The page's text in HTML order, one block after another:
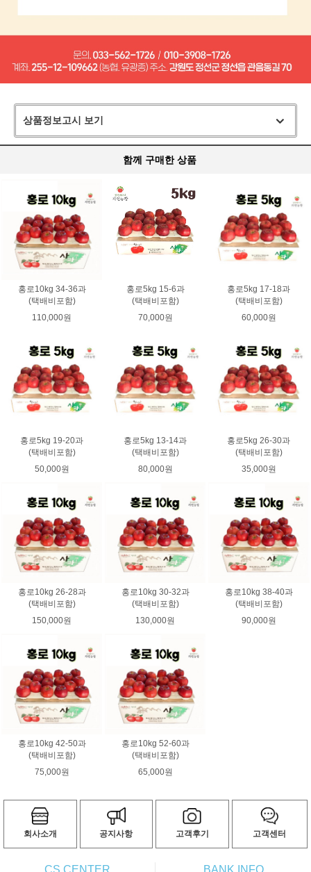
상품정보고시 보기
함께 구매한 상품
홍로10kg 34-36과
(택배비포함)
110,000원
홍로5kg 15-6과
(택배비포함)
70,000원
홍로5kg 17-18과
(택배비포함)
60,000원
홍로5kg 19-20과
(택배비포함)
50,000원
홍로5kg 13-14과
(택배비포함)
80,000원
홍로5kg 26-30과
(택배비포함)
35,000원
홍로10kg 26-28과
(택배비포함)
150,000원
홍로10kg 30-32과
(택배비포함)
130,000원
홍로10kg 38-40과
(택배비포함)
90,000원
홍로10kg 42-50과
(택배비포함)
75,000원
홍로10kg 52-60과
(택배비포함)
65,000원
회사소개 공지사항 고객후기 고객센터
CS CENTER BANK INFO